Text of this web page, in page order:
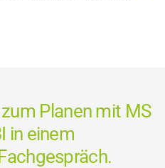
Planen mit MS
in einem